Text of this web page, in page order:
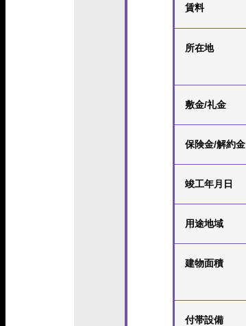
賃料
所在地
敷金/礼金
保険金/解約金
竣工年月日
用途地域
建物面積
付帯設備